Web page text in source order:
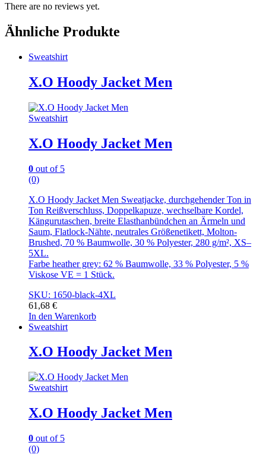
There are no reviews yet.
Ähnliche Produkte
Sweatshirt
X.O Hoody Jacket Men
Sweatshirt
X.O Hoody Jacket Men
0 out of 5
(0)
X.O Hoody Jacket Men Sweatjacke, durchgehender Ton in
Ton Reißverschluss, Doppelkapuze, wechselbare Kordel,
Kängurutaschen, breite Elasthanbündchen an Ärmeln und
Saum, Flatlock-Nähte, neutrales Größenetikett, Molton-
Brushed, 70 % Baumwolle, 30 % Polyester, 280 g/m², XS–
5XL.
Farbe heather grey: 62 % Baumwolle, 33 % Polyester, 5 %
Viskose VE = 1 Stück.
SKU: 1650-black-4XL
61,68 €
In den Warenkorb
Sweatshirt
X.O Hoody Jacket Men
Sweatshirt
X.O Hoody Jacket Men
0 out of 5
(0)